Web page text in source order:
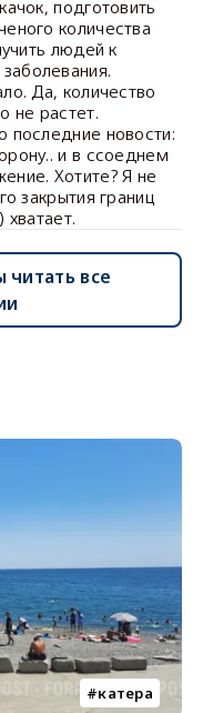
подготовить
количества
людей к
Да, количество
не растет.
последние новости:
и в ссоеднем
Хотите? Я не
закрытия границ
читать все
катера